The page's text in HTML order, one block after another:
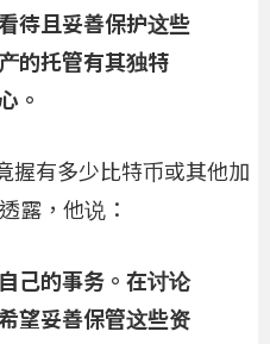
待且妥善保护这些
的托管有其独特
。
握有多少比特币或其他加
露，他说：
己的事务。在讨论
望妥善保管这些资